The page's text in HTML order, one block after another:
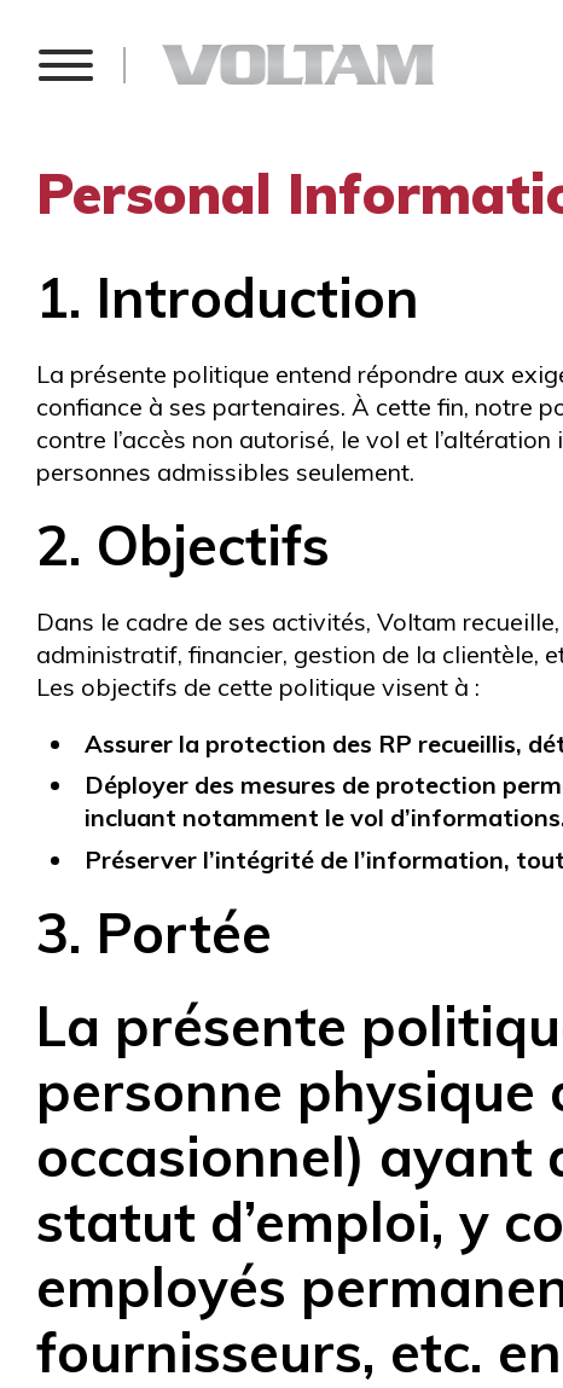
Personal
1. Introduction
La présente politique entend répondre aux
confiance à ses partenaires. À cette fin, notre
contre l’accès non autorisé, le vol et
personnes admissibles seulement.
2. Objectifs
Dans le cadre de ses activités, Voltam
administratif, financier, gestion de la clientèle,
Les objectifs de cette politique visent à :
Assurer la protection des RP recueillis,
Déployer des mesures de protection
incluant notamment le vol
Préserver l’intégrité de l’information,
3. Portée
La présente
personne
occasionnel) ayant
statut d’emploi, y
employés
fournisseurs, etc.